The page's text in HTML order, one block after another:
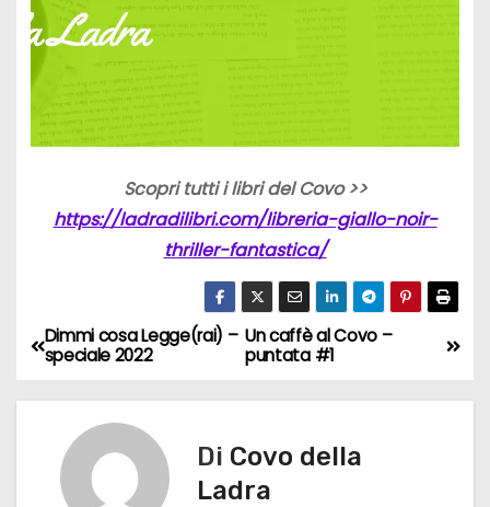
Scopri tutti i libri del Covo >>
https://ladradilibri.com/libreria-giallo-noir-
thriller-fantastica/
N
a
Un caffè al Covo –
puntata #1
Dimmi cosa Legge(rai) –
speciale 2022
Di Covo della
Ladra